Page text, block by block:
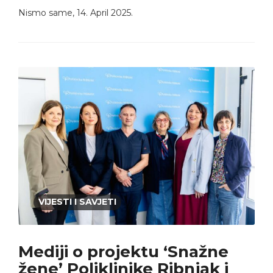
Nismo same, 14. April 2025.
VIJESTI I SAVJETI
Mediji o projektu ‘Snažne
žene’ Poliklinike Ribnjak i